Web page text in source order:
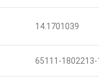
14.1701039
65111-1802213-